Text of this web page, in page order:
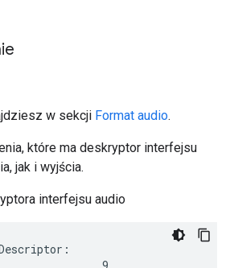
w sekcji Format audio.
które ma deskryptor interfejsu
jak i wyjścia.
interfejsu audio